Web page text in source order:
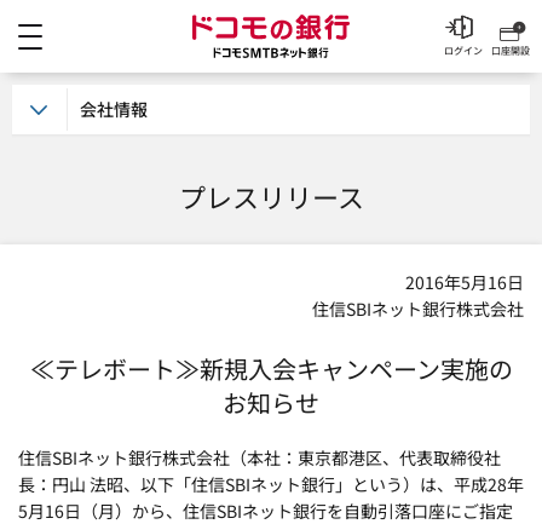
ドコモの銀行 ドコモ
口座開設
ログイン
プレスリリース
2016年5月16日
住信SBIネット銀行株式会社
≪テレボート≫新規入会キャンペーン実施の
お知らせ
住信SBIネット銀行株式会社（本社：東京都港区、代表取締役社
長：円山 法昭、以下「住信SBIネット銀行」という）は、平成28年
5月16日（月）から、住信SBIネット銀行を自動引落口座にご指定
会社情報